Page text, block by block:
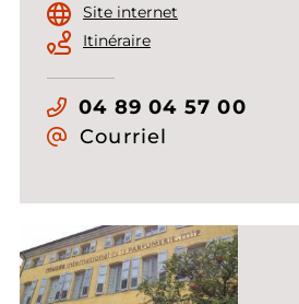
Site internet
Itinéraire
04 89 04 57 00
Courriel